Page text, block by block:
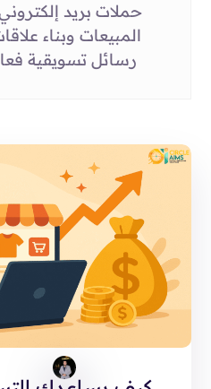
حملات بريد
المبيعات وبناء
رسائل تسويقية